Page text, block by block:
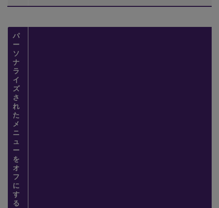
パ
ー
ソ
ナ
ラ
イ
ズ
さ
れ
た
メ
ニ
ュ
ー
を
オ
フ
に
す
る